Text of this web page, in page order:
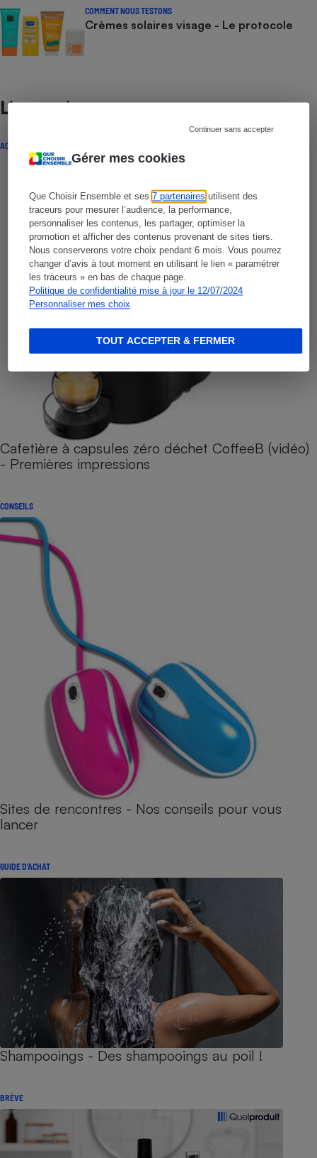
Gérer mes cookies
Que Choisir Ensemble et ses7 partenaires utilisent des
traceurs pour mesurer l’audience, la performance,
personnaliser les contenus, les partager, optimiser la
promotion et afficher des contenus provenant de sites tiers.
Nous conserverons votre choix pendant 6 mois. Vous pourrez
changer d’avis à tout moment en utilisant le lien « paramétrer
les traceurs » en bas de chaque page.
Politique de confidentialité mise à jour le 12/07/2024
Personnaliser mes choix
Continuer sans accepter
TOUT ACCEPTER & FERMER
COMMENT NOUS TESTONS
Crèmes solaires visage - Le protocole
Lire aussi
ACTUALITÉ
Cafetière à capsules zéro déchet CoffeeB (vidéo)
- Premières impressions
CONSEILS
Sites de rencontres - Nos conseils pour vous
lancer
GUIDE D'ACHAT
Shampooings - Des shampooings au poil !
BRÈVE